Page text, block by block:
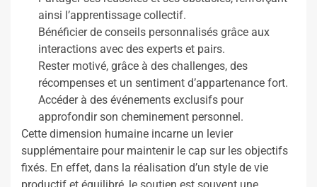
ainsi l’apprentissage collectif.
Bénéficier de conseils personnalisés grâce aux
interactions avec des experts et pairs.
Rester motivé, grâce à des challenges, des
récompenses et un sentiment d’appartenance fort.
Accéder à des événements exclusifs pour
approfondir son cheminement personnel.
Cette dimension humaine incarne un levier
supplémentaire pour maintenir le cap sur les objectifs
fixés. En effet, dans la réalisation d’un style de vie